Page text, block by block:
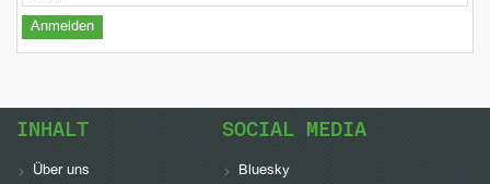
INHALT
Über uns
SOCIAL MEDIA
Bluesky